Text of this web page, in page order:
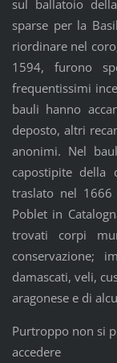
sul ballatoio
sparse per la
riordinare nel
1594, furono
frequentissimi
bauli hanno
deposto, altri
anonimi. Nel
capostipite della
traslato nel
Poblet in
trovati corpi
conservazione;
damascati, veli,
aragonese e di
Purtroppo non si
accedere